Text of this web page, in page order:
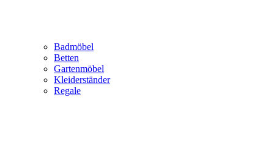
Badmöbel
Betten
Gartenmöbel
Kleiderständer
Regale